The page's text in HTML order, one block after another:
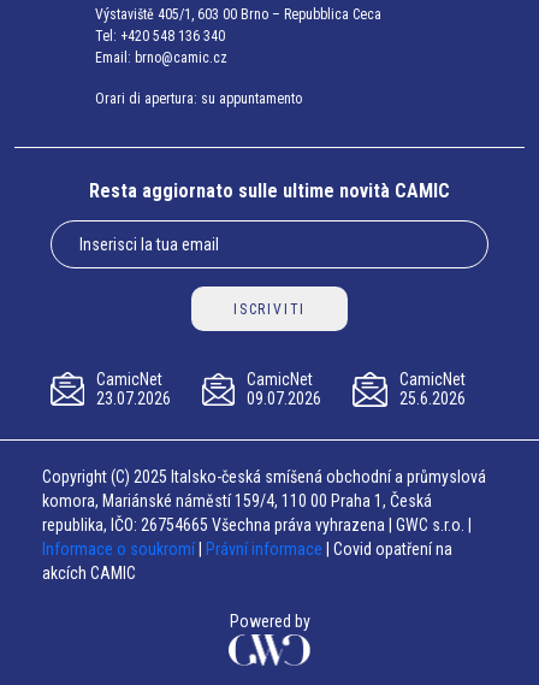
Výstaviště 405/1, 603 00 Brno – Repubblica Ceca
Tel: +420 548 136 340
Email: brno@camic.cz
Orari di apertura: su appuntamento
Resta aggiornato sulle ultime novità CAMIC
ISCRIVITI
CamicNet
23.07.2026
CamicNet
09.07.2026
CamicNet
25.6.2026
Copyright (C) 2025 Italsko-česká smíšená obchodní a průmyslová
komora, Mariánské náměstí 159/4, 110 00 Praha 1, Česká
republika, IČO: 26754665 Všechna práva vyhrazena | GWC s.r.o. |
Informace o soukromí
Právní informace | Covid opatření na
akcích CAMIC
Powered by